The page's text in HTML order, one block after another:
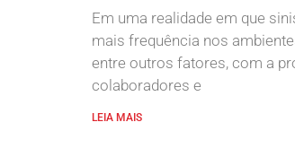
Em uma realidade em que
mais frequência nos
entre outros fatores, com a
colaboradores e
LEIA MAIS